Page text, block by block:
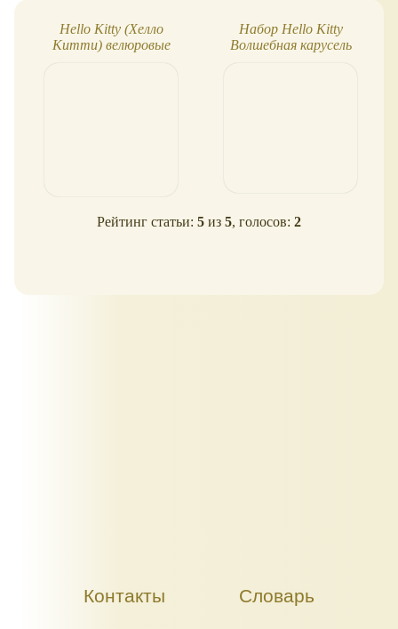
Hello Kitty (Хелло
Китти) велюровые
Набор Hello Kitty
Волшебная карусель
Рейтинг статьи: 5 из 5, голосов: 2
Контакты Словарь